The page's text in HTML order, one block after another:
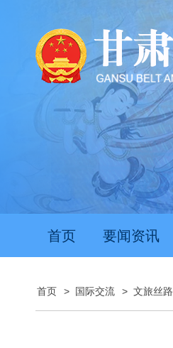
首页 要闻资讯
首页 > 国际交流 > 文旅丝路